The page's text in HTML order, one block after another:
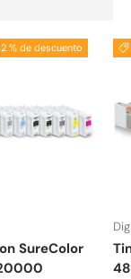
% de descuento
SureColor